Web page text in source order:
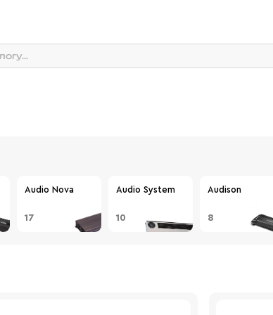
Audio Nova
17
Audio System
10
Audison
8